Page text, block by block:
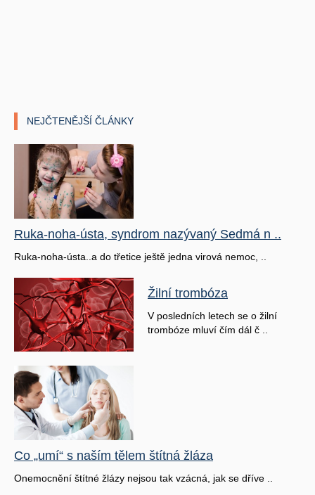
NEJČTENĚJŠÍ ČLÁNKY
Ruka-noha-ústa, syndrom nazývaný Sedmá n ..
Ruka-noha-ústa..a do třetice ještě jedna virová nemoc, ..
Žilní trombóza
V posledních letech se o žilní
trombóze mluví čím dál č ..
Co „umí“ s naším tělem štítná žláza
Onemocnění štítné žlázy nejsou tak vzácná, jak se dříve ..